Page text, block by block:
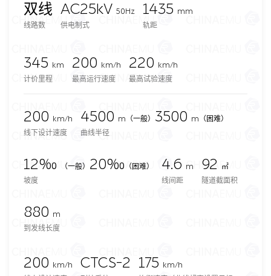
双线
线路数
AC25kV 50Hz
供电制式
1435 mm
轨距
345
km
计价里程
200
km/h
最高运行速度
220
km/h
最高试验速度
200
km/h
线下设计速度
4500 m （一般） 3500 m（困难）
曲线半径
12‰ （一般） 20‰ （困难）
坡度
4.6 m
线间距
92
㎡
隧道截面积
880 m
到发线长度
200
km/h
CTCS-2 175
km/h